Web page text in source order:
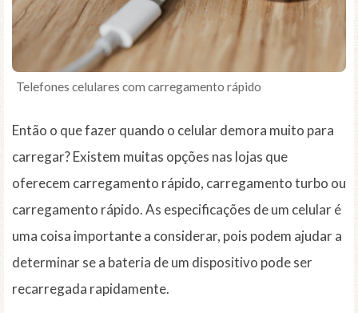
Telefones celulares com carregamento rápido
Então o que fazer quando o celular demora muito para
carregar? Existem muitas opções nas lojas que
oferecem carregamento rápido, carregamento turbo ou
carregamento rápido. As especificações de um celular é
uma coisa importante a considerar, pois podem ajudar a
determinar se a bateria de um dispositivo pode ser
recarregada rapidamente.